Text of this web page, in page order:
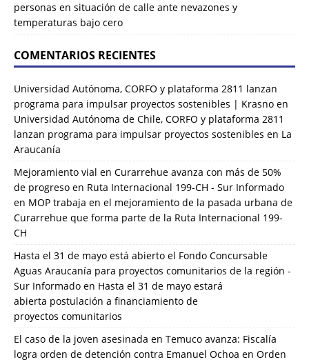
personas en situación de calle ante nevazones y
temperaturas bajo cero
COMENTARIOS RECIENTES
Universidad Autónoma, CORFO y plataforma 2811 lanzan
programa para impulsar proyectos sostenibles | Krasno en
Universidad Autónoma de Chile, CORFO y plataforma 2811
lanzan programa para impulsar proyectos sostenibles en La
Araucanía
Mejoramiento vial en Curarrehue avanza con más de 50%
de progreso en Ruta Internacional 199-CH - Sur Informado
en MOP trabaja en el mejoramiento de la pasada urbana de
Curarrehue que forma parte de la Ruta Internacional 199-
CH
Hasta el 31 de mayo está abierto el Fondo Concursable
Aguas Araucanía para proyectos comunitarios de la región -
Sur Informado en Hasta el 31 de mayo estará
abierta postulación a financiamiento de
proyectos comunitarios
El caso de la joven asesinada en Temuco avanza: Fiscalía
logra orden de detención contra Emanuel Ochoa en Orden